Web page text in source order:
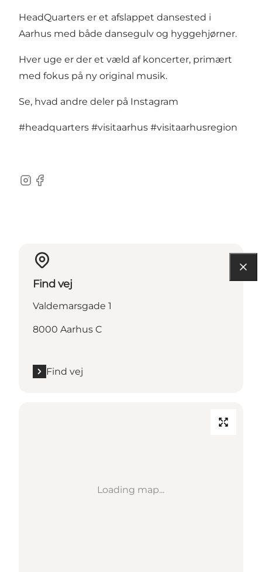
HeadQuarters er et afslappet dansested i
Aarhus med både dansegulv og hyggehjørner.
Hver uge er der et væld af koncerter, primært
med fokus på ny original musik.
Se, hvad andre deler på Instagram
#headquarters #visitaarhus #visitaarhusregion
Instagram
Facebook
Find vej
Valdemarsgade 1
8000 Aarhus C
Find vej
Loading map...